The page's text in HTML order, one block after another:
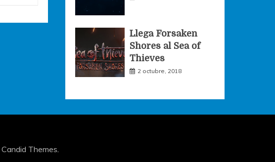
Llega Forsaken
Shores al Sea of
Thieves
2 octubre, 2018
Candid Themes.